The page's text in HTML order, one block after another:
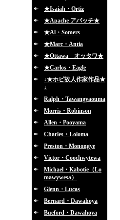
★Isaiah・Ortiz
★Apache アパッチ★
★Al・Somers
★Marc・Antia
★Ottawa オッタワ★
★Carlos・Eagle
↓★ホピ故人作家作品★
↓
Ralph・Tawangyaouma
Morris・Robinson
Allen・Pooyama
Charles・Loloma
Preston・Monongye
Victor・Coochwytewa
Michael・Kabotie（Lo
mawywesa）
Glenn・Lucas
Bernard・Dawahoya
Bueford・Dawahoya